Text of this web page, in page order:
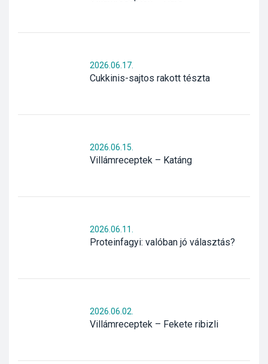
Cukkinis-sajtos rakott tészta
2026.06.17.
Villámreceptek – Katáng
2026.06.15.
Proteinfagyi: valóban jó választás?
2026.06.11.
Villámreceptek – Fekete ribizli
2026.06.02.